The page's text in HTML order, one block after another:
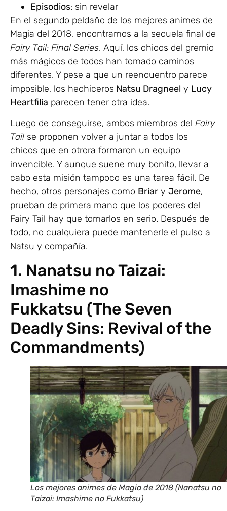
Episodios: sin revelar
En el segundo peldaño de los mejores animes de
Magia del 2018, encontramos a la secuela final de
Fairy Tail: Final Series. Aquí, los chicos del gremio
más mágicos de todos han tomado caminos
diferentes. Y pese a que un reencuentro parece
imposible, los hechiceros Natsu Dragneel y Lucy
Heartfilia parecen tener otra idea.
Luego de conseguirse, ambos miembros del Fairy
Tail se proponen volver a juntar a todos los
chicos que en otrora formaron un equipo
invencible. Y aunque suene muy bonito, llevar a
cabo esta misión tampoco es una tarea fácil. De
hecho, otros personajes como Briar y Jerome,
prueban de primera mano que los poderes del
Fairy Tail hay que tomarlos en serio. Después de
todo, no cualquiera puede mantenerle el pulso a
Natsu y compañía.
1. Nanatsu no Taizai:
Imashime no
Fukkatsu (The Seven
Deadly Sins: Revival of the
Commandments)
Los mejores animes de Magia de 2018 (Nanatsu no
Taizai: Imashime no Fukkatsu)